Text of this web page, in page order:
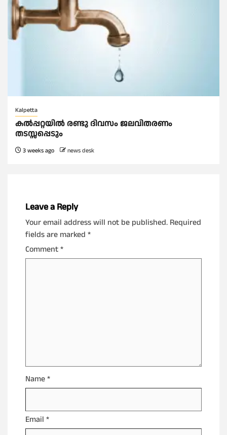
Kalpetta
കൽപ്പറ്റയിൽ രണ്ടു ദിവസം ജലവിതരണം
തടസ്സപ്പെടും
3 weeks ago news desk
Leave a Reply
Your email address will not be published. Required
fields are marked *
Comment*
Name*
Email *